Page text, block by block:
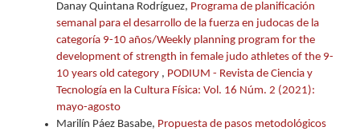
Danay Quintana Rodríguez, Programa de planificación
semanal para el desarrollo de la fuerza en judocas de la
categoría 9-10 años/Weekly planning program for the
development of strength in female judo athletes of the 9-
10 years old category , PODIUM - Revista de Ciencia y
Tecnología en la Cultura Física: Vol. 16 Núm. 2 (2021):
mayo-agosto
Marilín Páez Basabe, Propuesta de pasos metodológicos